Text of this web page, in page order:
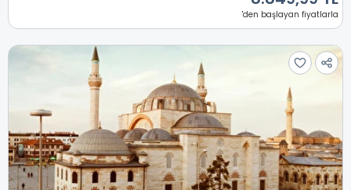
'den başlayan fiyatlarla